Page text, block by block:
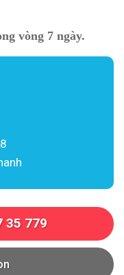
vòng 7 ngày.
35 779